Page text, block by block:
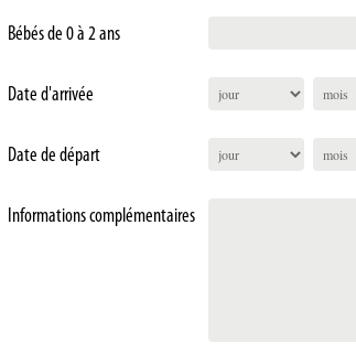
Bébés de 0 à 2 ans
Date d'arrivée
Date de départ
Informations complémentaires